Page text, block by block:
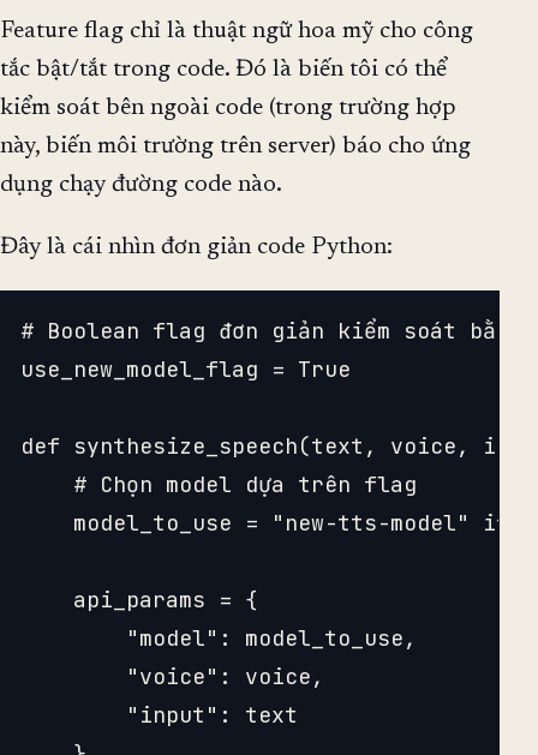
Feature flag chỉ là thuật ngữ hoa mỹ cho công
tắc bật/tắt trong code. Đó là biến tôi có thể
kiểm soát bên ngoài code (trong trường hợp
này, biến môi trường trên server) báo cho ứng
dụng chạy đường code nào.
Đây là cái nhìn đơn giản code Python:
# Boolean flag đơn giản kiểm soát
use_new_model_flag = True
def synthesize_speech(text, voice,
    # Chọn model dựa trên flag
model_to_use = "new-tts-model" if
    api_params = {
        "model": model_to_use,
        "voice": voice,
        "input": text